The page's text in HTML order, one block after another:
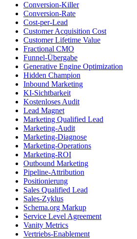
Conversion-Killer
Conversion-Rate
Cost-per-Lead
Customer Acquisition Cost
Customer Lifetime Value
Fractional CMO
Funnel-Übergabe
Generative Engine Optimization
Hidden Champion
Inbound Marketing
KI-Sichtbarkeit
Kostenloses Audit
Lead Magnet
Marketing Qualified Lead
Marketing-Audit
Marketing-Diagnose
Marketing-Operations
Marketing-ROI
Outbound Marketing
Pipeline-Attribution
Positionierung
Sales Qualified Lead
Sales-Zyklus
Schema.org Markup
Service Level Agreement
Vanity Metrics
Vertriebs-Enablement